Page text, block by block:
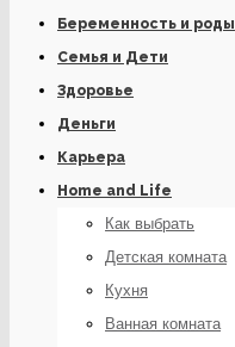
Беременность и роды
Семья и Дети
Здоровье
Деньги
Карьера
Home and Life
Как выбрать
Детская комната
Кухня
Ванная комната